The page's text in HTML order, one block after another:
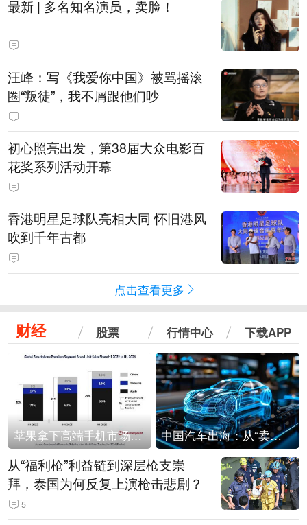
最新 | 多名知名演员，卖脸！
汪峰：写《我爱你中国》被骂摇滚
圈“叛徒”，我不屑跟他们吵
初心照亮出发，第38届大众电影百
花奖系列活动开幕
香港明星足球队亮相大同 怀旧港风
吹到千年古都
点击查看更多
财经 股票 行情中心 下载APP
苹果拿下高端手机市场65%的份额：iPhone 17系列功不可没 中国汽车出海：从“卖出去”到“走进去”
从“福利枪”利益链到深层枪支崇
拜，泰国为何反复上演枪击悲剧？
5